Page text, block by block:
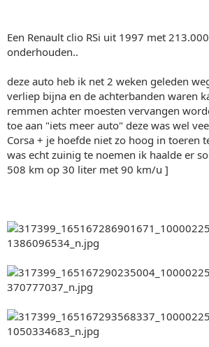
Een Renault clio RSi uit 1997 met
onderhouden..
deze auto heb ik net 2 weken geleden
verliep bijna en de achterbanden waren
remmen achter moesten vervangen
toe aan "iets meer auto" deze was wel
Corsa + je hoefde niet zo hoog in toeren
was echt zuinig te noemen ik haalde er
508 km op 30 liter met 90 km/u ]